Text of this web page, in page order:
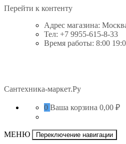
Перейти к контенту
Адрес магазина:
Тел: +7 9955-615-8-33
Время работы: 8:00
Сантехника-маркет.Ру
0 Ваша корзина 0,00 ₽
МЕНЮ Переключение навигации